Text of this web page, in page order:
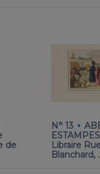
de
N° 13 ·
Libraire
Blanchard,